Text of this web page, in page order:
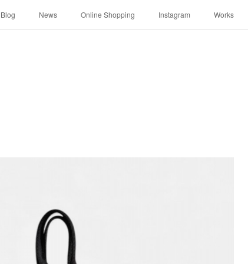
Blog News Online Shopping Instagram Works